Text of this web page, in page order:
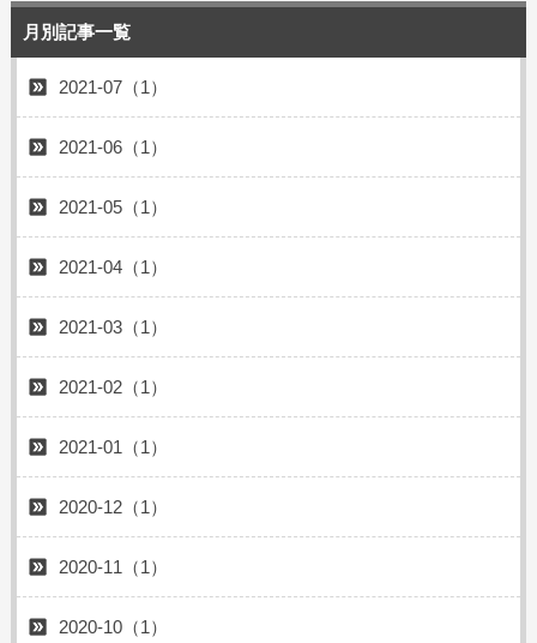
月別記事一覧
2021-07（1）
2021-06（1）
2021-05（1）
2021-04（1）
2021-03（1）
2021-02（1）
2021-01（1）
2020-12（1）
2020-11（1）
2020-10（1）